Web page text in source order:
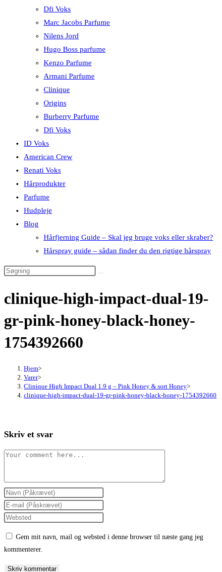
Dfi Voks
Marc Jacobs Parfume
Nilens Jord
Hugo Boss parfume
Kenzo Parfume
Armani Parfume
Clinique
Origins
Burberry Parfume
Dfi Voks
ID Voks
American Crew
Renati Voks
Hårprodukter
Parfume
Hudpleje
Blog
Hårfjerning Guide – Skal jeg bruge voks eller skraber?
Hårspray guide – sådan finder du den rigtige hårspray
clinique-high-impact-dual-19-
gr-pink-honey-black-honey-
1754392660
Hjem>
Varer>
Clinique High Impact Dual 1.9 g – Pink Honey & sort Honey>
clinique-high-impact-dual-19-gr-pink-honey-black-honey-1754392660
Skriv et svar
Comment
Enter
your
name
comment
Enter
your
comment
Enter
(optional)
Gem mit navn, mail og websted i denne browser til næste gang jeg
kommenterer.